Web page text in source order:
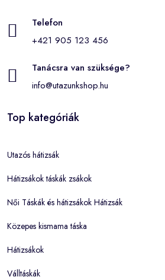
Telefon
+421 905 123 456
Tanácsra van szüksége?
info@utazunkshop.hu
Top kategóriák
Utazós hátizsák
Hátizsákok táskák zsákok
Női Táskák és hátizsákok Hátizsák
Közepes kismama táska
Hátizsákok
Válltáskák